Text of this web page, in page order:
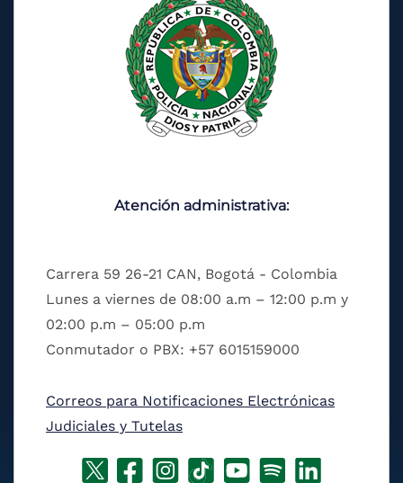
Atención administrativa:
Carrera 59 26-21 CAN, Bogotá - Colombia
Lunes a viernes de 08:00 a.m – 12:00 p.m y
02:00 p.m – 05:00 p.m
Conmutador o PBX: +57 6015159000
Correos para Notificaciones Electrónicas
Judiciales y Tutelas